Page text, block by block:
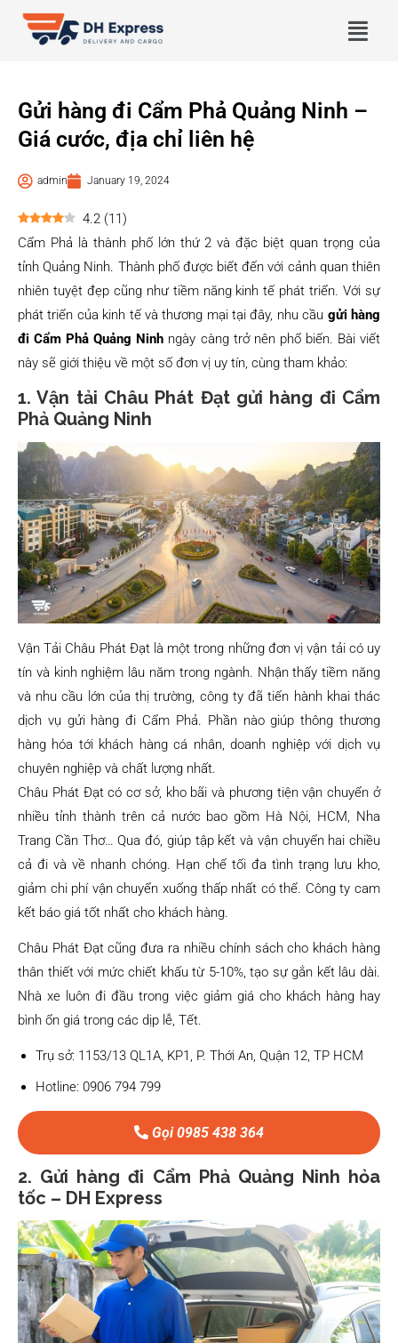
Gửi hàng đi Cẩm Phả Quảng Ninh –
Giá cước, địa chỉ liên hệ
admin January 19, 2024
4.2 (11)
Cẩm Phả là thành phố lớn thứ 2 và đặc biệt quan trọng của
tỉnh Quảng Ninh. Thành phố được biết đến với cảnh quan thiên
nhiên tuyệt đẹp cũng như tiềm năng kinh tế phát triển. Với sự
phát triển của kinh tế và thương mại tại đây, nhu cầu gửi hàng
đi Cẩm Phả Quảng Ninh ngày càng trở nên phổ biến. Bài viết
này sẽ giới thiệu về một số đơn vị uy tín, cùng tham khảo:
1.Vận tải Châu Phát Đạt gửi hàng đi Cẩm
Phả Quảng Ninh
Vận Tải Châu Phát Đạt là một trong những đơn vị vận tải có uy
tín và kinh nghiệm lâu năm trong ngành. Nhận thấy tiềm năng
và nhu cầu lớn của thị trường, công ty đã tiến hành khai thác
dịch vụ gửi hàng đi Cẩm Phả. Phần nào giúp thông thương
hàng hóa tới khách hàng cá nhân, doanh nghiệp với dịch vụ
chuyên nghiệp và chất lượng nhất.
Châu Phát Đạt có cơ sở, kho bãi và phương tiện vận chuyển ở
nhiều tỉnh thành trên cả nước bao gồm Hà Nội, HCM, Nha
Trang Cần Thơ… Qua đó, giúp tập kết và vận chuyển hai chiều
cả đi và về nhanh chóng. Hạn chế tối đa tình trạng lưu kho,
giảm chi phí vận chuyển xuống thấp nhất có thể. Công ty cam
kết báo giá tốt nhất cho khách hàng.
Châu Phát Đạt cũng đưa ra nhiều chính sách cho khách hàng
thân thiết với mức chiết khấu từ 5-10%, tạo sự gắn kết lâu dài.
Nhà xe luôn đi đầu trong việc giảm giá cho khách hàng hay
bình ổn giá trong các dịp lễ, Tết.
Trụ sở: 1153/13 QL1A, KP1, P. Thới An, Quận 12, TP HCM
Hotline: 0906 794 799
Gọi 0985 438 364
2. Gửi hàng đi Cẩm Phả Quảng Ninh hỏa
tốc – DH Express